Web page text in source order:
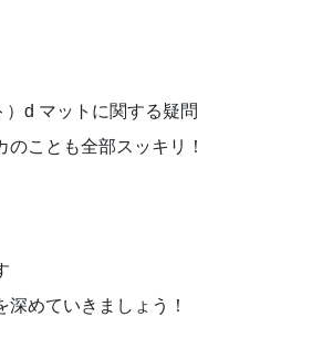
d マットに関する疑問
のことも全部スッキリ！
めていきましょう！